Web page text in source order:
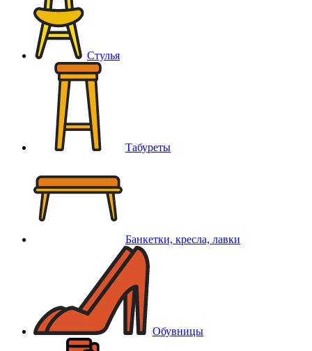
Стулья
Табуреты
Банкетки, кресла, лавки
Обувницы